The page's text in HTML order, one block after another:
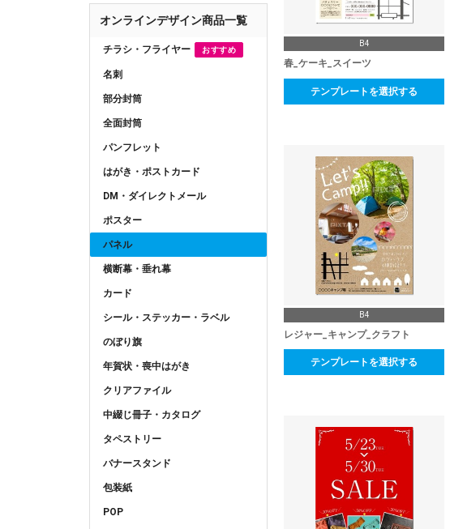
オンラインデザイン商品一覧
チラシ・フライヤー おすすめ
名刺
部分封筒
全面封筒
パンフレット
はがき・ポストカード
DM・ダイレクトメール
ポスター
パネル
横断幕・垂れ幕
カード
シール・ステッカー・ラベル
のぼり旗
年賀状・喪中はがき
クリアファイル
中綴じ冊子・カタログ
タペストリー
バナースタンド
包装紙
POP
B4
春_ケーキ_スイーツ
テンプレートを選択する
B4
レジャー_キャンプ_クラフト
テンプレートを選択する